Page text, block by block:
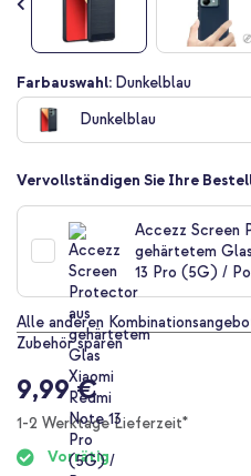
Zum
Anfang
Bildgalerie
Farbauswahl: Dunkelblau
Dunkelblau
Vervollständigen Sie Ihre
Accezz Screen
gehärtetem
13 Pro (5G) /
Alle anderen
Zubehör sparen
9,99 €
1-2 Werktage Lieferzeit*
Vorrätig